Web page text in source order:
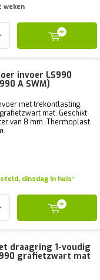
weken
invoer LS990
A SWM)
met trekontlasting,
mat. Geschikt
van 8 mm. Thermoplast
dinsdag in huis*
draagring 1-voudig
grafietzwart mat